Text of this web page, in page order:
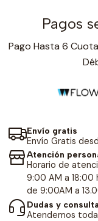
Pagos
Pago Hasta 6
Envío gratis
Envío Gratis
Atención
Horario de
9:00 AM a 18:00
de 9:00AM a
Dudas y
Atendemos